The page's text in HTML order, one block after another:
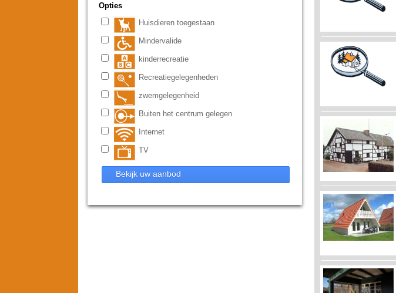
Opties
Huisdieren toegestaan
Mindervalide
kinderrecreatie
Recreatiegelegenheden
zwemgelegenheid
Buiten het centrum gelegen
Internet
TV
Bekijk uw aanbod